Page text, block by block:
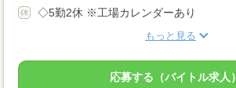
◇5勤2休 ※工場カレンダーあり
もっと見る
応募する（バイトル求人）